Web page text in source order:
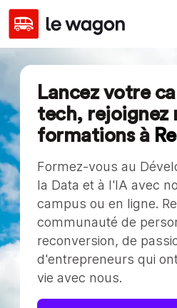
Lancez votre
tech, rejoignez
formations à
Formez-vous au
la Data et à l'IA avec
campus ou en ligne.
communauté de
reconversion, de
d'entrepreneurs qui
vie avec nous.